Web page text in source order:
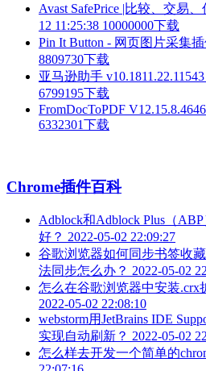
Avast SafePrice |比较、交易
12 11:25:38 10000000下载
Pin It Button - 网页图片采集
8809730下载
亚马逊助手 v10.1811.22.11543
6799195下载
FromDocToPDF
6332301下载
Chrome插件百科
Adblock和Adblock Plus（
好？ 2022-05-02 22:09:27
谷歌浏览器如何同步书签收
法同步怎么办？ 2022-05-02
怎么在谷歌浏览器中安装.crx
2022-05-02 22:08:10
webstorm用JetBrains IDE
实现自动刷新？ 2022-05-02
怎么样去开发一个简单的